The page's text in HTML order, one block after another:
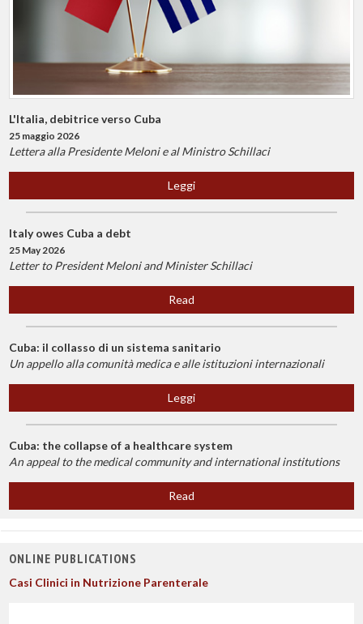
L'Italia, debitrice verso Cuba
25 maggio 2026
Lettera alla Presidente Meloni e al Ministro Schillaci
Leggi
Italy owes Cuba a debt
25 May 2026
Letter to President Meloni and Minister Schillaci
Read
Cuba: il collasso di un sistema sanitario
Un appello alla comunità medica e alle istituzioni internazionali
Leggi
Cuba: the collapse of a healthcare system
An appeal to the medical community and international institutions
Read
ONLINE PUBLICATIONS
Casi Clinici in Nutrizione Parenterale